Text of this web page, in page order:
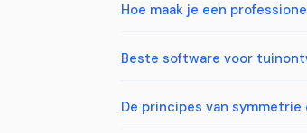
Hoe maak je een
Beste software voor
De principes van